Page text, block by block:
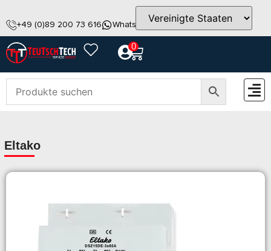
+49 (0)89 200 73 616 WhatsApp info@teutschtech.com
0
Eltako